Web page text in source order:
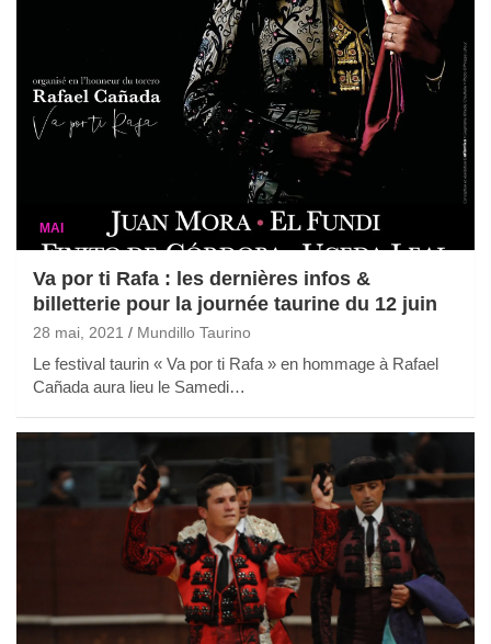
MAI
Va por ti Rafa : les dernières infos &
billetterie pour la journée taurine du 12 juin
28 mai, 2021 Mundillo Taurino
Le festival taurin « Va por ti Rafa » en hommage à Rafael
Cañada aura lieu le Samedi…